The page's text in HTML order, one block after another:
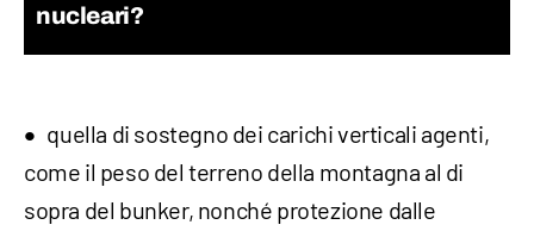
nucleari?
quella di sostegno dei carichi verticali agenti,
come il peso del terreno della montagna al di
sopra del bunker, nonché protezione dalle